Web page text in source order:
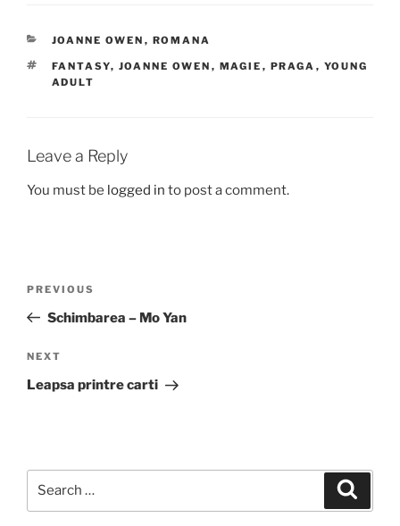
CATEGORIES
JOANNE OWEN , ROMANA
TAGS
FANTASY, JOANNE OWEN , MAGIE , PRAGA , YOUNG
ADULT
Leave a Reply
You must be logged in to post a comment.
Previous
Post
PREVIOUS
Schimbarea – Mo Yan
Next
Post
NEXT
Leapsa printre carti